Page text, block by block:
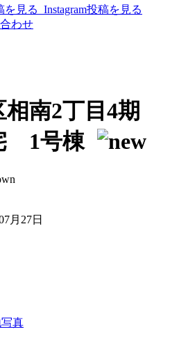
を見る Instagram投稿を見る
わせ
相南2丁目4期
1号棟
月27日